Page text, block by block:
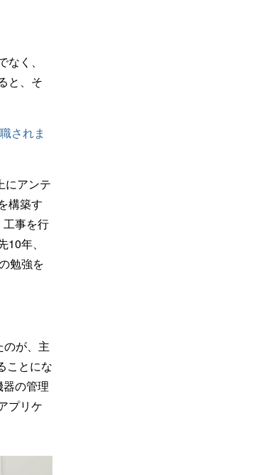
く、
と、そ
されま
にアンテ
構築す
事を行
年、
勉強を
のが、主
ことにな
の管理
プリケ